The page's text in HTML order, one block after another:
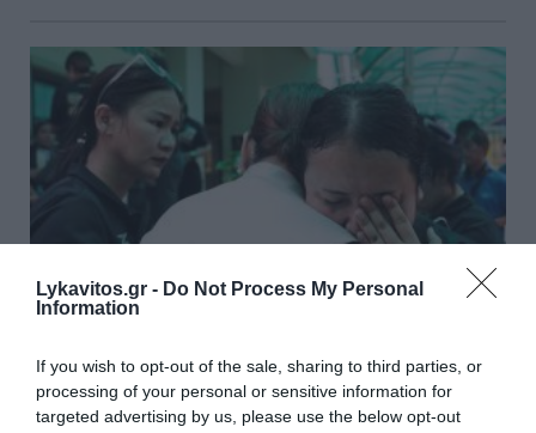
Lykavitos.gr - Do Not Process My Personal
Information
If you wish to opt-out of the sale, sharing to third parties, or
processing of your personal or sensitive information for
targeted advertising by us, please use the below opt-out
Ταϊλάνδη: Μαθητής άνοιξε πυρ